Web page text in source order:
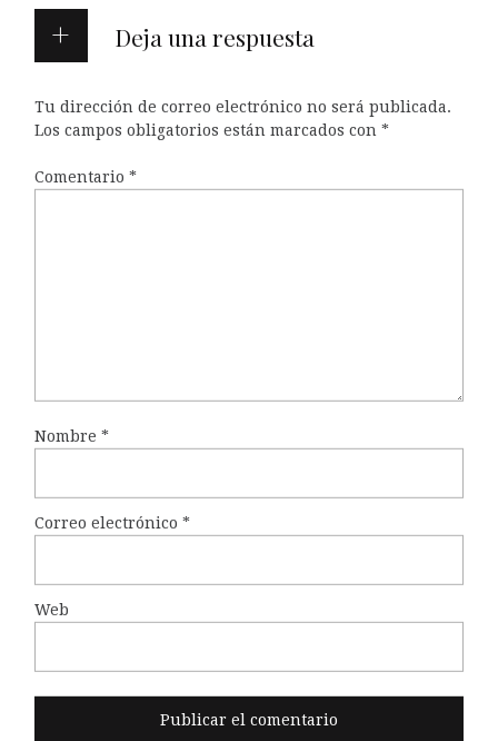
Deja una respuesta
Tu dirección de correo electrónico no será publicada.
Los campos obligatorios están marcados con *
Comentario *
Nombre *
Correo electrónico *
Web